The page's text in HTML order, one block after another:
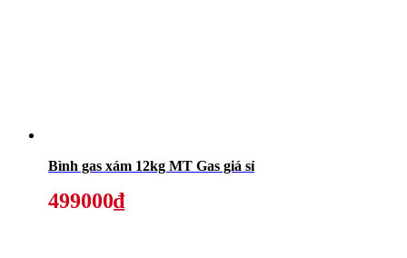
Bình gas xám 12kg MT Gas giá sỉ
499000₫